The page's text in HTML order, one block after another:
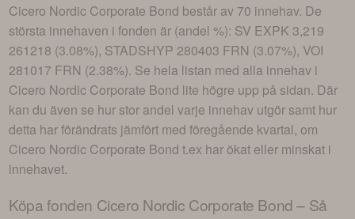
Cicero Nordic Corporate Bond består av 70 innehav. De
största innehaven i fonden är (andel %): SV EXPK 3,219
261218 (3.08%), STADSHYP 280403 FRN (3.07%), VOI
281017 FRN (2.38%). Se hela listan med alla innehav i
Cicero Nordic Corporate Bond lite högre upp på sidan. Där
kan du även se hur stor andel varje innehav utgör samt hur
detta har förändrats jämfört med föregående kvartal, om
Cicero Nordic Corporate Bond t.ex har ökat eller minskat i
innehavet.
Köpa fonden Cicero Nordic Corporate Bond– Så